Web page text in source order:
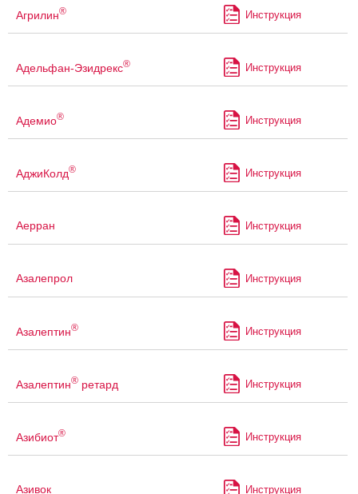
Агрилин® Инструкция
Адельфан-Эзидрекс® Инструкция
Адемио® Инструкция
АджиКолд® Инструкция
Аерран Инструкция
Азалепрол Инструкция
Азалептин® Инструкция
Азалептин® ретард Инструкция
Азибиот® Инструкция
Азивок Инструкция